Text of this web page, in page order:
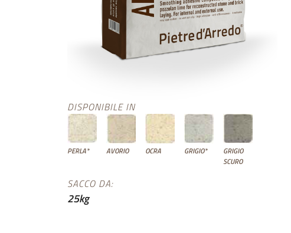
DISPONIBILE IN
PERLA* AVORIO OCRA GRIGIO*
GRIGIO
SCURO
SACCO DA:
25kg